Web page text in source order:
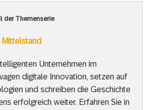
der Themenserie
Mittelstand
Unternehmen im
digitale Innovation, setzen auf
und schreiben die Geschichte
erfolgreich weiter. Erfahren Sie in